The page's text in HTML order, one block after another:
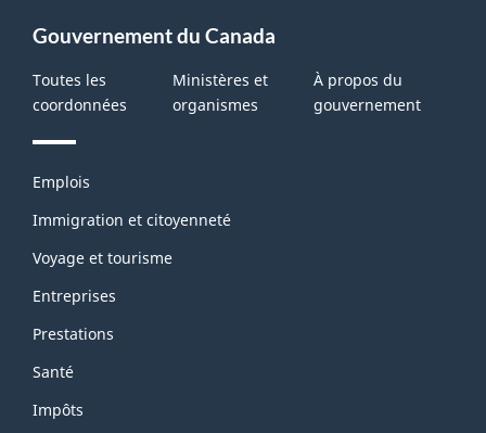
Gouvernement du Canada
Toutes les
coordonnées
Ministères et
organismes
À propos du
gouvernement
Thèmes
sujets
Emplois
Immigration et citoyenneté
Voyage et tourisme
Entreprises
Prestations
Santé
Impôts